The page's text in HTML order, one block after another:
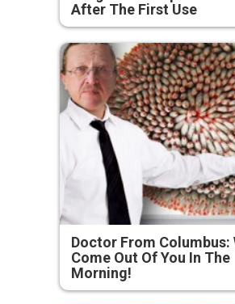
After The First Use
Doctor From Columbus:
Come Out Of You In The
Morning!